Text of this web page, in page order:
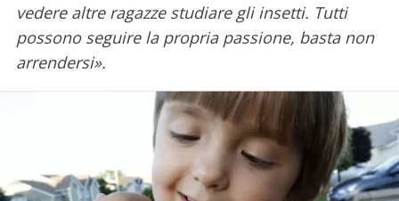
vedere altre ragazze studiare gli insetti. Tutti
possono seguire la propria passione, basta non
arrendersi».